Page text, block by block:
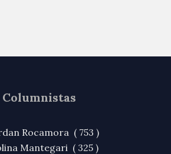
Columnistas
Rocamora ( 753 )
Mantegari ( 325 )